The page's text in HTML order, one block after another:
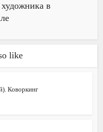
в
like
Коворкинг